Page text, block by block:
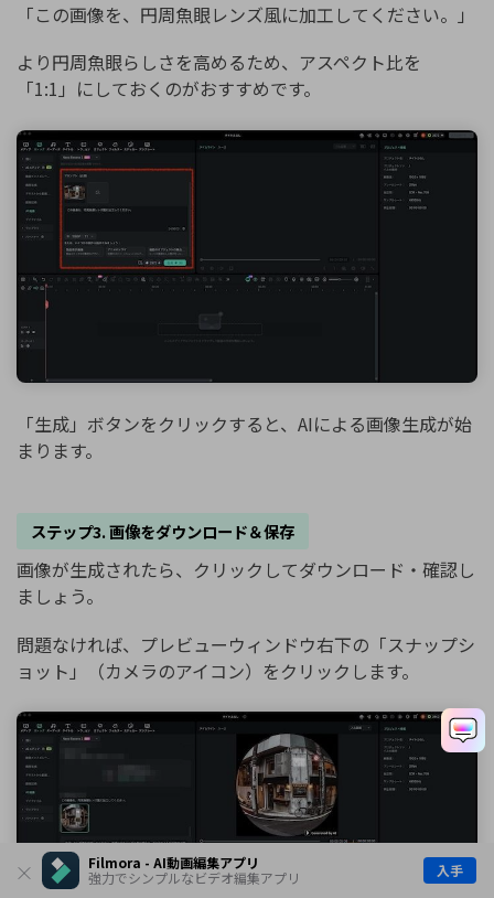
Filmora - AI動画編集アプリ
強力でシンプルなビデオ編集アプリ
入手
「この画像を、円周魚眼レンズ風に加工してください。」
より円周魚眼らしさを高めるため、アスペクト比を
「1:1」にしておくのがおすすめです。
「生成」ボタンをクリックすると、AIによる画像生成が始
まります。
ステップ3. 画像をダウンロード＆保存
画像が生成されたら、クリックしてダウンロード・確認し
ましょう。
問題なければ、プレビューウィンドウ右下の「スナップシ
ョット」（カメラのアイコン）をクリックします。